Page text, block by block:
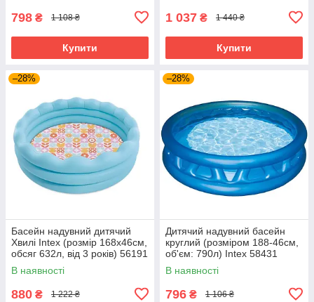
798 ₴ 1 108 ₴
Купити
1 037 ₴ 1 440 ₴
Купити
–28%
Басейн надувний дитячий
Хвилі Intex (розмір 168x46см,
обсяг 632л, від 3 років) 56191
В наявності
880 ₴ 1 222 ₴
–28%
Дитячий надувний басейн
круглий (розміром 188-46см,
об'єм: 790л) Intex 58431
В наявності
796 ₴ 1 106 ₴